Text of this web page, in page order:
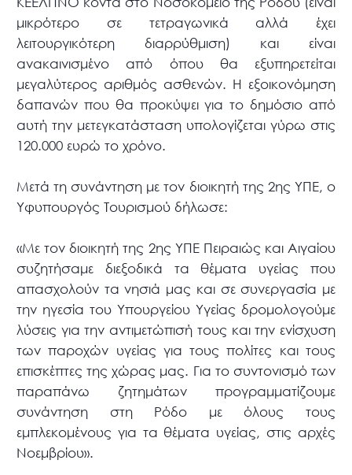
μικρότερο σε τετραγωνικά αλλά έχει
λειτουργικότερη διαρρύθμιση) και είναι
ανακαινισμένο από όπου θα εξυπηρετείται
μεγαλύτερος αριθμός ασθενών. Η εξοικονόμηση
δαπανών που θα προκύψει για το δημόσιο από
αυτή την μετεγκατάσταση υπολογίζεται γύρω στις
120.000 ευρώ το χρόνο.
Μετά τη συνάντηση με τον διοικητή της 2ης ΥΠΕ, ο
Υφυπουργός Τουρισμού δήλωσε:
«Με τον διοικητή της 2ης ΥΠΕ Πειραιώς και Αιγαίου
συζητήσαμε διεξοδικά τα θέματα υγείας που
απασχολούν τα νησιά μας και σε συνεργασία με
την ηγεσία του Υπουργείου Υγείας δρομολογούμε
λύσεις για την αντιμετώπισή τους και την ενίσχυση
των παροχών υγείας για τους πολίτες και τους
επισκέπτες της χώρας μας. Για το συντονισμό των
παραπάνω ζητημάτων προγραμματίζουμε
συνάντηση στη Ρόδο με όλους τους
εμπλεκομένους για τα θέματα υγείας, στις αρχές
Νοεμβρίου».